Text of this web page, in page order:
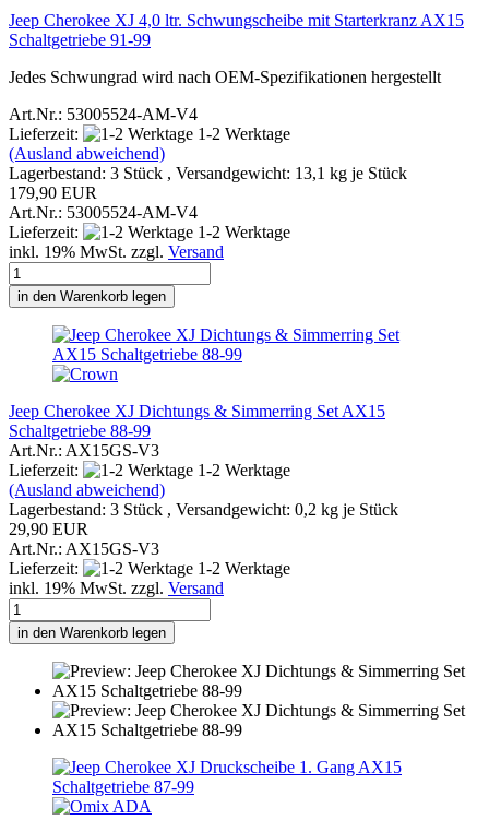
Jeep Cherokee XJ 4,0 ltr. Schwungscheibe mit Starterkranz AX15
Schaltgetriebe 91-99
Jedes Schwungrad wird nach OEM-Spezifikationen hergestellt
Art.Nr.: 53005524-AM-V4
Lieferzeit:
1-2 Werktage
(Ausland abweichend)
Lagerbestand: 3 Stück , Versandgewicht: 13,1 kg je Stück
179,90 EUR
Art.Nr.: 53005524-AM-V4
Lieferzeit:
1-2 Werktage
inkl. 19% MwSt. zzgl. Versand
in den Warenkorb legen
Jeep Cherokee XJ Dichtungs & Simmerring Set AX15
Schaltgetriebe 88-99
Art.Nr.: AX15GS-V3
Lieferzeit:
1-2 Werktage
(Ausland abweichend)
Lagerbestand: 3 Stück , Versandgewicht: 0,2 kg je Stück
29,90 EUR
Art.Nr.: AX15GS-V3
Lieferzeit:
1-2 Werktage
inkl. 19% MwSt. zzgl. Versand
in den Warenkorb legen